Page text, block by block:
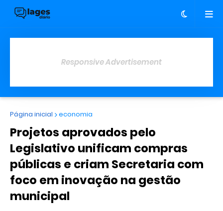
Responsive Advertisement
Página inicial economia
Projetos aprovados pelo
Legislativo unificam compras
públicas e criam Secretaria com
foco em inovação na gestão
municipal